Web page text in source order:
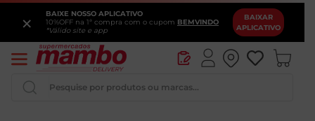
BAIXE NOSSO APLICATIVO
10%OFF na 1ª compra com o cupom BEMVINDO
*Válido site e app
BAIXAR
APLICATIVO
×
Pesquise por produtos ou marcas...